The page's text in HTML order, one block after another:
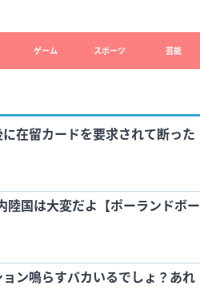
ゲーム スポーツ 芸能
在留カードを要求されて断った
陸国は大変だよ【ポーランドボー
ン鳴らすバカいるでしょ？あれ